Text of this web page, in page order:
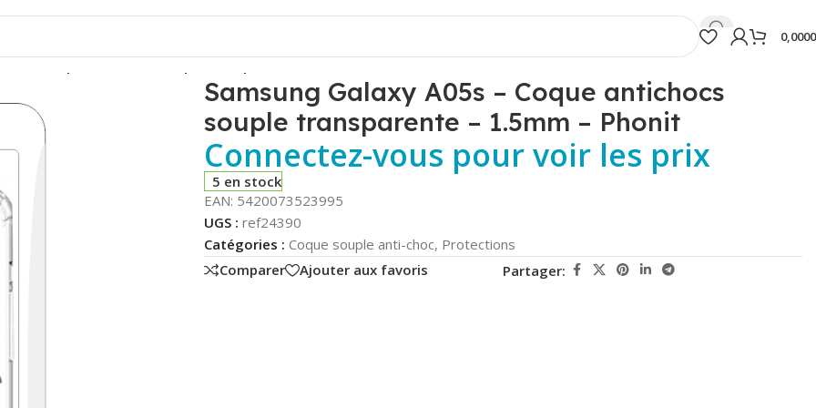
– Coque antichocs souple transparente – 1.5mm – Phonit
Samsung Galaxy A05s – Coque antichocs
souple transparente – 1.5mm – Phonit
Connectez-vous pour voir les prix
5 en stock
EAN: 5420073523995
UGS : ref24390
Catégories : Coque souple anti-choc, Protections
Comparer
Ajouter aux favoris Partager: